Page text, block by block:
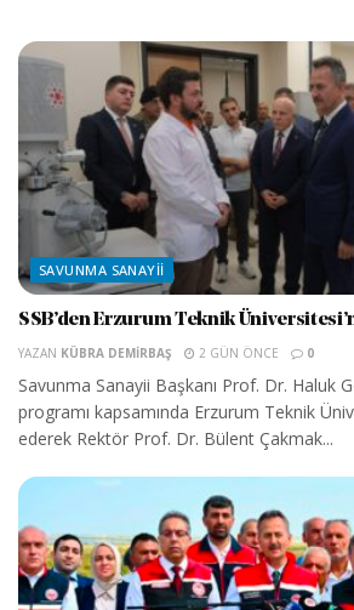
SAVUNMA SANAYII
SSB’den Erzurum Teknik
YAZAN KÜBRA DEMIRBAŞ 2 GÜN ÖNCE 0
Savunma Sanayii Başkanı Prof. Dr. Haluk
programı kapsamında Erzurum Teknik
ederek Rektör Prof. Dr. Bülent Çakmak...